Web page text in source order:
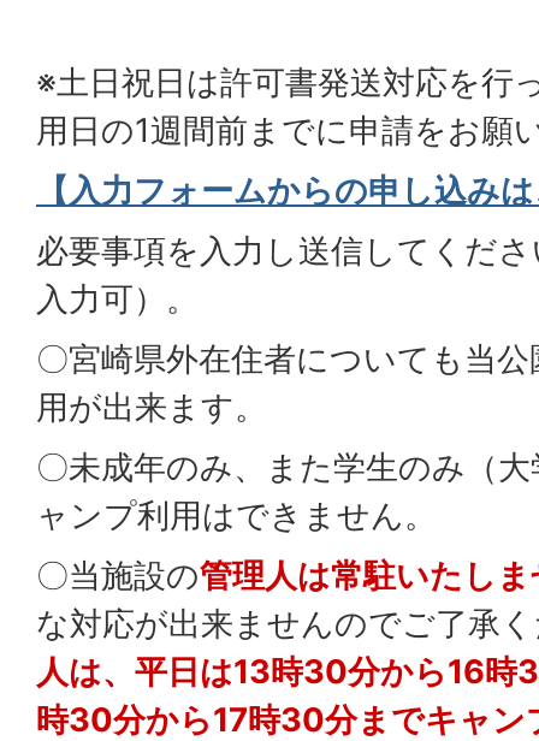
※土日祝日は許可書発送対応を行
用日の1週間前までに申請をお願
【入力フォームからの申し込み
必要事項を入力し送信してくだ
入力可）。
〇宮崎県外在住者についても当
用が出来ます。
〇未成年のみ、また学生のみ（
ャンプ利用はできません。
〇当施設の管理人は常駐いたし
な対応が出来ませんのでご了承
人は、平日は13時30分から16時
時30分から17時30分までキャン